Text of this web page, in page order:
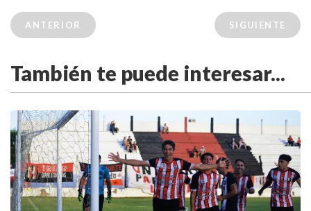
ANTERIOR SIGUIENTE
También te puede interesar...